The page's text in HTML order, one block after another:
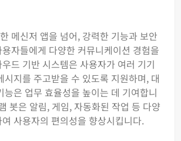
메신저 앱을 넘어, 강력한 기능과 보안
자들에게 다양한 커뮤니케이션 경험을
드 기반 시스템은 사용자가 여러 기기
시지를 주고받을 수 있도록 지원하며, 대
능은 업무 효율성을 높이는 데 기여합니
봇은 알림, 게임, 자동화된 작업 등 다양
사용자의 편의성을 향상시킵니다.